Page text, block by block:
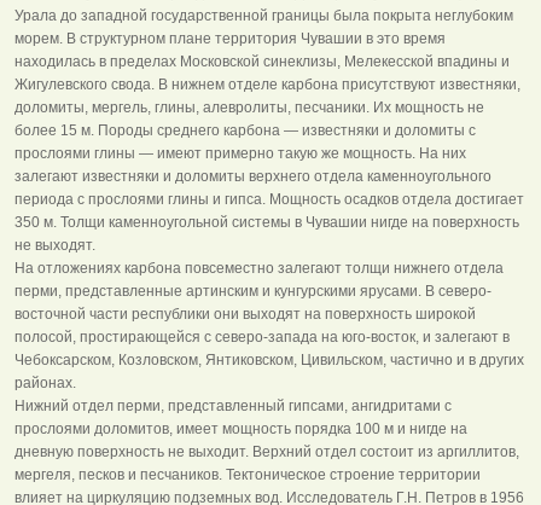
Урала до западной государственной границы была покрыта неглубоким
морем. В структурном плане территория Чувашии в это время
находилась в пределах Московской синеклизы, Мелекесской впадины и
Жигулевского свода. В нижнем отделе карбона присутствуют известняки,
доломиты, мергель, глины, алевролиты, песчаники. Их мощность не
более 15 м. Породы среднего карбона — известняки и доломиты с
прослоями глины — имеют примерно такую же мощность. На них
залегают известняки и доломиты верхнего отдела каменноугольного
периода с прослоями глины и гипса. Мощность осадков отдела достигает
350 м. Толщи каменноугольной системы в Чувашии нигде на поверхность
не выходят.
На отложениях карбона повсеместно залегают толщи нижнего отдела
перми, представленные артинским и кунгурскими ярусами. В северо-
восточной части республики они выходят на поверхность широкой
полосой, простирающейся с северо-запада на юго-восток, и залегают в
Чебоксарском, Козловском, Янтиковском, Цивильском, частично и в других
районах.
Нижний отдел перми, представленный гипсами, ангидритами с
прослоями доломитов, имеет мощность порядка 100 м и нигде на
дневную поверхность не выходит. Верхний отдел состоит из аргиллитов,
мергеля, песков и песчаников. Тектоническое строение территории
влияет на циркуляцию подземных вод. Исследователь Г.Н. Петров в 1956